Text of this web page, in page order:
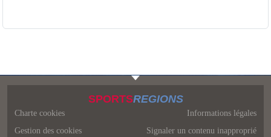
SPORTSREGIONS
Charte cookies
Gestion des cookies
Informations légales
Signaler un contenu inapproprié